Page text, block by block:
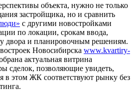
объекта, нужно не только
застройщика, но и сравнить
с другими новостройками
по локации, срокам ввода,
двора и планировочным решениям.
Новосибирска www.kvartiry-
актуальная витрина
сделок, позволяющие увидеть,
в этом ЖК соответствуют рынку без